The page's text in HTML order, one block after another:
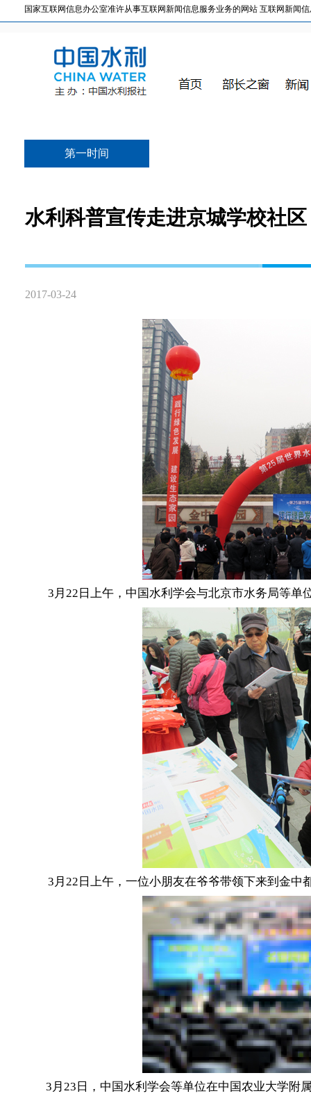
国家互联网信息办公室准许从事互联网新闻信息服务业务的网站 互联网新闻信
第一时间
水利科普宣传走进京城学校社区
2017-03-24
3月22日上午，中国水利学会与北京市水务局等单
3月22日上午，一位小朋友在爷爷带领下来到金中
3月23日，中国水利学会等单位在中国农业大学附